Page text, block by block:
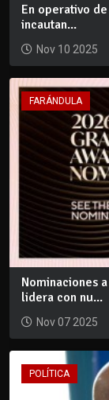
En operativo
incautan...
Nov 10 2025
FARÁNDULA
Nominaciones
lidera con nu...
Nov 07 2025
POLÍTICA